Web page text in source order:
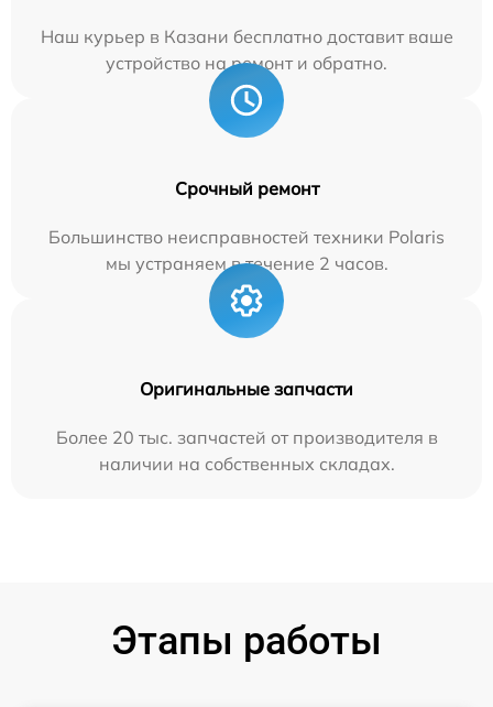
Наш курьер в Казани бесплатно доставит ваше
устройство на ремонт и обратно.
Срочный ремонт
Большинство неисправностей техники Polaris
мы устраняем в течение 2 часов.
Оригинальные запчасти
Более 20 тыс. запчастей от производителя в
наличии на собственных складах.
Этапы работы